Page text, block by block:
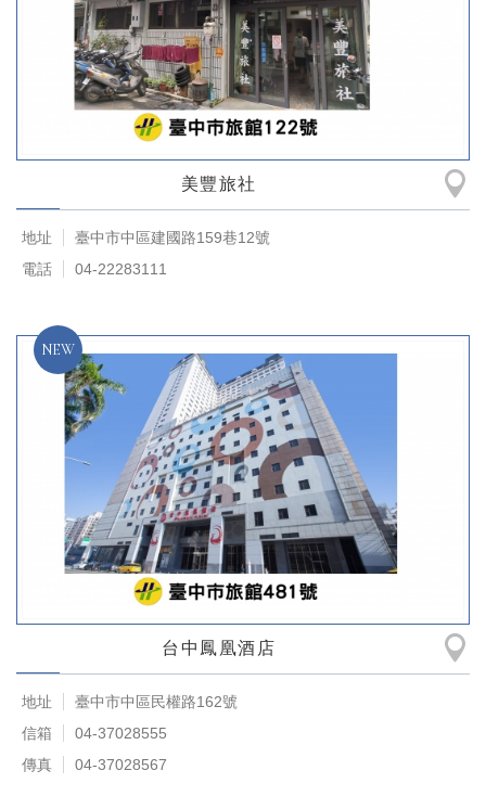
美豐旅社
地址
臺中市中區建國路159巷12號
電話
04-22283111
台中鳳凰酒店
地址
臺中市中區民權路​​162號
信箱
04-37028555
傳真
04-37028567